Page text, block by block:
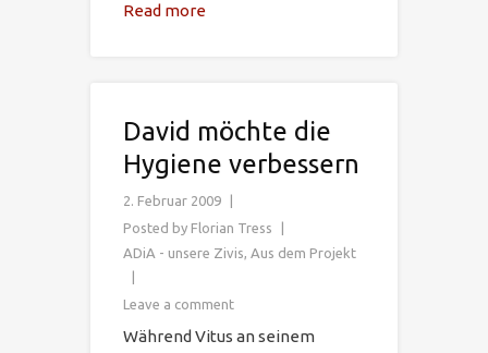
Read more
David möchte die
Hygiene verbessern
2. Februar 2009
Posted by Florian Tress
ADiA - unsere Zivis, Aus dem Projekt
Leave a comment
Während Vitus an seinem